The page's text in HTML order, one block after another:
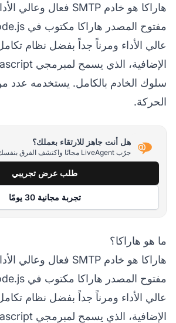
عالي الأداء ومرناً جداً بفضل نظام
سلوك الخادم بالكامل. يستخدمه عدد
الحركة.
هل أنت جاهز للارتقاء بعملك؟
جرّب LiveAgent مجانًا واكتشف الفرق بنفسك.
طلب عرض تجريبي
تجربة مجانية 30 يومًا
ما هو هاراكا؟
عالي الأداء ومرناً جداً بفضل نظام